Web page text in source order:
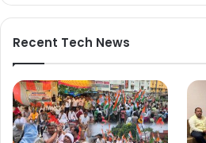
Recent Tech News